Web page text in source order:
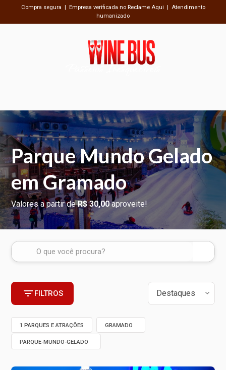
Compra segura | Empresa verificada no Reclame Aqui | Atendimento
humanizado
Passeios Inesquecíveis
Parque Mundo Gelado
em Gramado
Valores a partir deR$ 30,00aproveite!
FILTROS
1 PARQUES E ATRAÇÕES GRAMADO
PARQUE-MUNDO-GELADO